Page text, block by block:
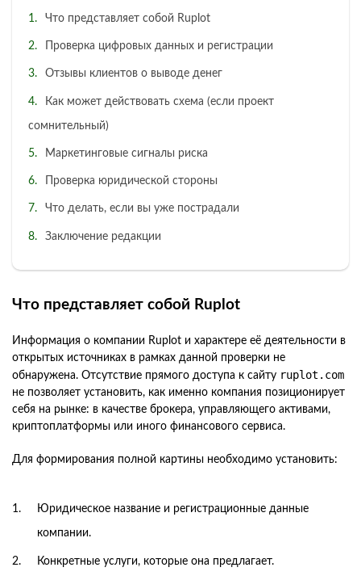
Что представляет собой Ruplot
Проверка цифровых данных и регистрации
Отзывы клиентов о выводе денег
Как может действовать схема (если проект
сомнительный)
Маркетинговые сигналы риска
Проверка юридической стороны
Что делать, если вы уже пострадали
Заключение редакции
Что представляет собой Ruplot
Информация о компании Ruplot и характере её деятельности в
открытых источниках в рамках данной проверки не
обнаружена. Отсутствие прямого доступа к сайту ruplot.com
не позволяет установить, как именно компания позиционирует
себя на рынке: в качестве брокера, управляющего активами,
криптоплатформы или иного финансового сервиса.
Для формирования полной картины необходимо установить:
Юридическое название и регистрационные данные
компании.
Конкретные услуги, которые она предлагает.